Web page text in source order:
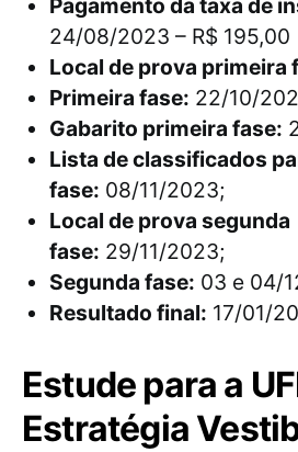
Pagamento da taxa de
24/08/2023 – R$ 195,00
Local de prova primeira
Primeira fase: 22/10/
Gabarito primeira fase:
Lista de classificados
fase: 08/11/2023;
Local de prova segunda
fase: 29/11/2023;
Segunda fase: 03 e 04/
Resultado final: 17/01/
Estude para a
Estratégia